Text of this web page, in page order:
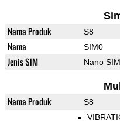
Nama Produk S8
Nama SIM0
Jenis SIM Nano SIM
Nama Produk S8